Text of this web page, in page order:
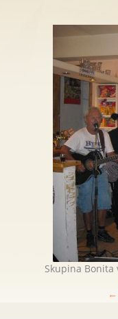
Skupina Bonita
←